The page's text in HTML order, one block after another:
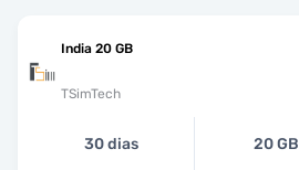
India 20 GB
TSimTech
30 dias 20 GB